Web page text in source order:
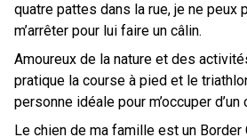
quatre pattes dans la rue, je ne peux
m’arrêter pour lui faire un câlin.
Amoureux de la nature et des
pratique la course à pied et le
personne idéale pour m’occuper
Le chien de ma famille est un